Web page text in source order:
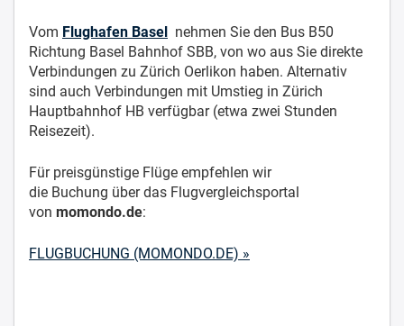
Vom Flughafen Basel nehmen Sie den Bus B50
Richtung Basel Bahnhof SBB, von wo aus Sie direkte
Verbindungen zu Zürich Oerlikon haben. Alternativ
sind auch Verbindungen mit Umstieg in Zürich
Hauptbahnhof HB verfügbar (etwa zwei Stunden
Reisezeit).
Für preisgünstige Flüge empfehlen wir
die Buchung über das Flugvergleichsportal
von momondo.de:
FLUGBUCHUNG (MOMONDO.DE) »